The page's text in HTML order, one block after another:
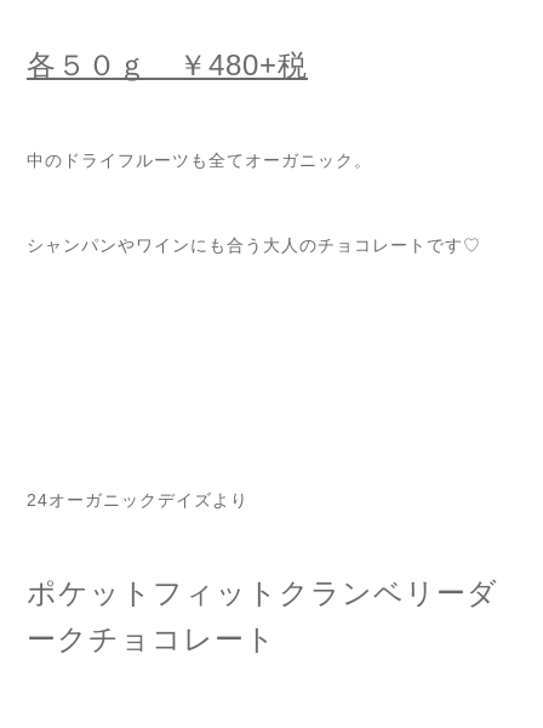
各５０ｇ ￥480+税
中のドライフルーツも全てオーガニック。
シャンパンやワインにも合う大人のチョコレートです♡
24オーガニックデイズより
ポケットフィットクランベリーダ
ークチョコレート